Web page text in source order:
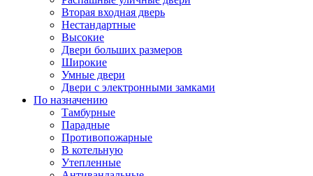
Вторая входная дверь
Нестандартные
Высокие
Двери больших размеров
Широкие
Умные двери
Двери с электронными замками
По назначению
Тамбурные
Парадные
Противопожарные
В котельную
Утепленные